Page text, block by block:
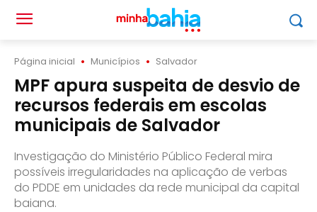
Página inicial Municípios Salvador
MPF apura suspeita de desvio de
recursos federais em escolas
municipais de Salvador
Investigação do Ministério Público Federal mira
possíveis irregularidades na aplicação de verbas
do PDDE em unidades da rede municipal da capital
baiana.